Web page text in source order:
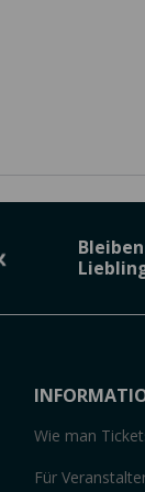
Wie man
Für